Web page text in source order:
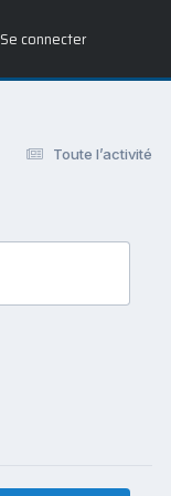
Se connecter
Toute l’activité